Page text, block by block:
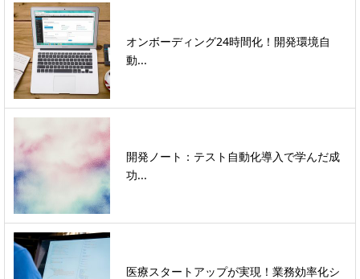
オンボーディング24時間化！開発環境自
動...
開発ノート：テスト自動化導入で学んだ成
功...
医療スタートアップが実現！業務効率化シ